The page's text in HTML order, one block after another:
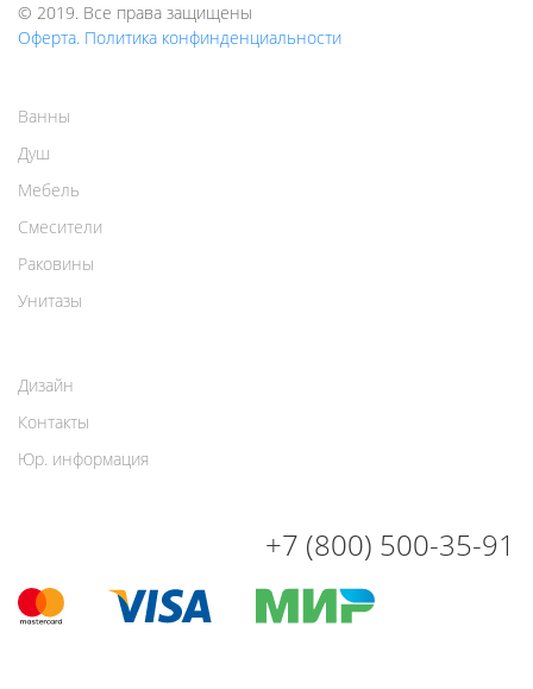
© 2019. Все права защищены
Оферта. Политика конфинденциальности
Ванны
Душ
Мебель
Смесители
Раковины
Унитазы
Дизайн
Контакты
Юр. информация
+7 (800) 500-35-91